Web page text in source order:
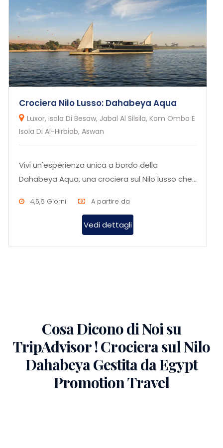
Crociera Nilo Lusso: Dahabeya Aqua
Luxor, Isola Di Besaw, Jabal Al Silsila, Kom Ombo E
Isola Di Al-Hirbiab, Aswan
Vivi un'esperienza unica a bordo della
Dahabeya Aqua, una crociera sul Nilo lusso che
4,5,6 Giorni A partire da
Vedi dettagli
Cosa Dicono di Noi su
TripAdvisor ! Crociera sul Nilo
Dahabeya Gestita da Egypt
Promotion Travel